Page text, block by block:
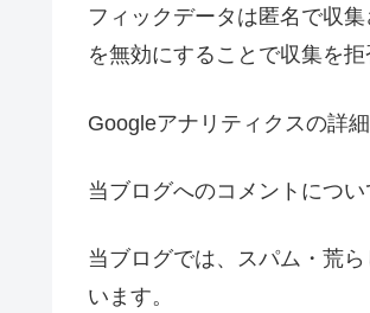
フィックデータは匿名で収
を無効にすることで収集を拒
Googleアナリティクスの詳
当ブログへのコメントについ
当ブログでは、スパム・荒
います。